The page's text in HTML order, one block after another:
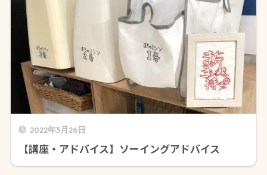
2022年3月26日
【講座・アドバイス】ソーイングアドバイス